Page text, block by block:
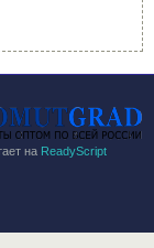
на ReadyScript